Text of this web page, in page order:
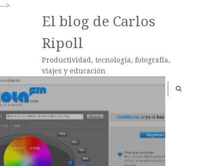
-->
El blog de Carlos
Ripoll
Productividad, tecnología, fotografía,
viajes y educación